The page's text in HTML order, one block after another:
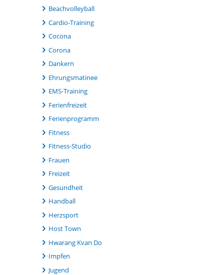
Beachvolleyball
Cardio-Training
Cocona
Corona
Dankern
Ehrungsmatinee
EMS-Training
Ferienfreizeit
Ferienprogramm
Fitness
Fitness-Studio
Frauen
Freizeit
Gesundheit
Handball
Herzsport
Host Town
Hwarang Kvan Do
Impfen
Jugend